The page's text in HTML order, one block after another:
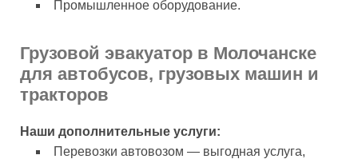
Промышленное оборудование.
Грузовой эвакуатор в Молочанске
для автобусов, грузовых машин и
тракторов
Наши дополнительные услуги:
Перевозки автовозом — выгодная услуга,